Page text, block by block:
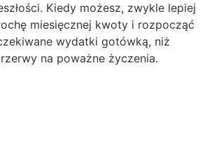
Kiedy możesz, zwykle lepiej
miesięcznej kwoty i rozpocząć
wydatki gotówką, niż
na poważne życzenia.